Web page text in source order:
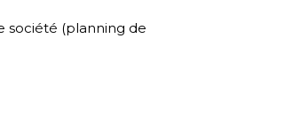
société (planning de